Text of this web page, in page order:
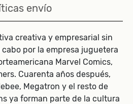
envío
creativa y empresarial sin
por la empresa juguetera
Marvel Comics,
Cuarenta años después,
Megatron y el resto de
ya forman parte de la cultura